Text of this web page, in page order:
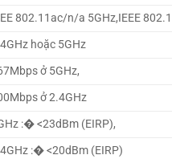
802.11ac/n/a 5GHz,IEEE
hoặc 5GHz
ở 5GHz,
ở 2.4GHz
:� <23dBm (EIRP),
:� <20dBm (EIRP)